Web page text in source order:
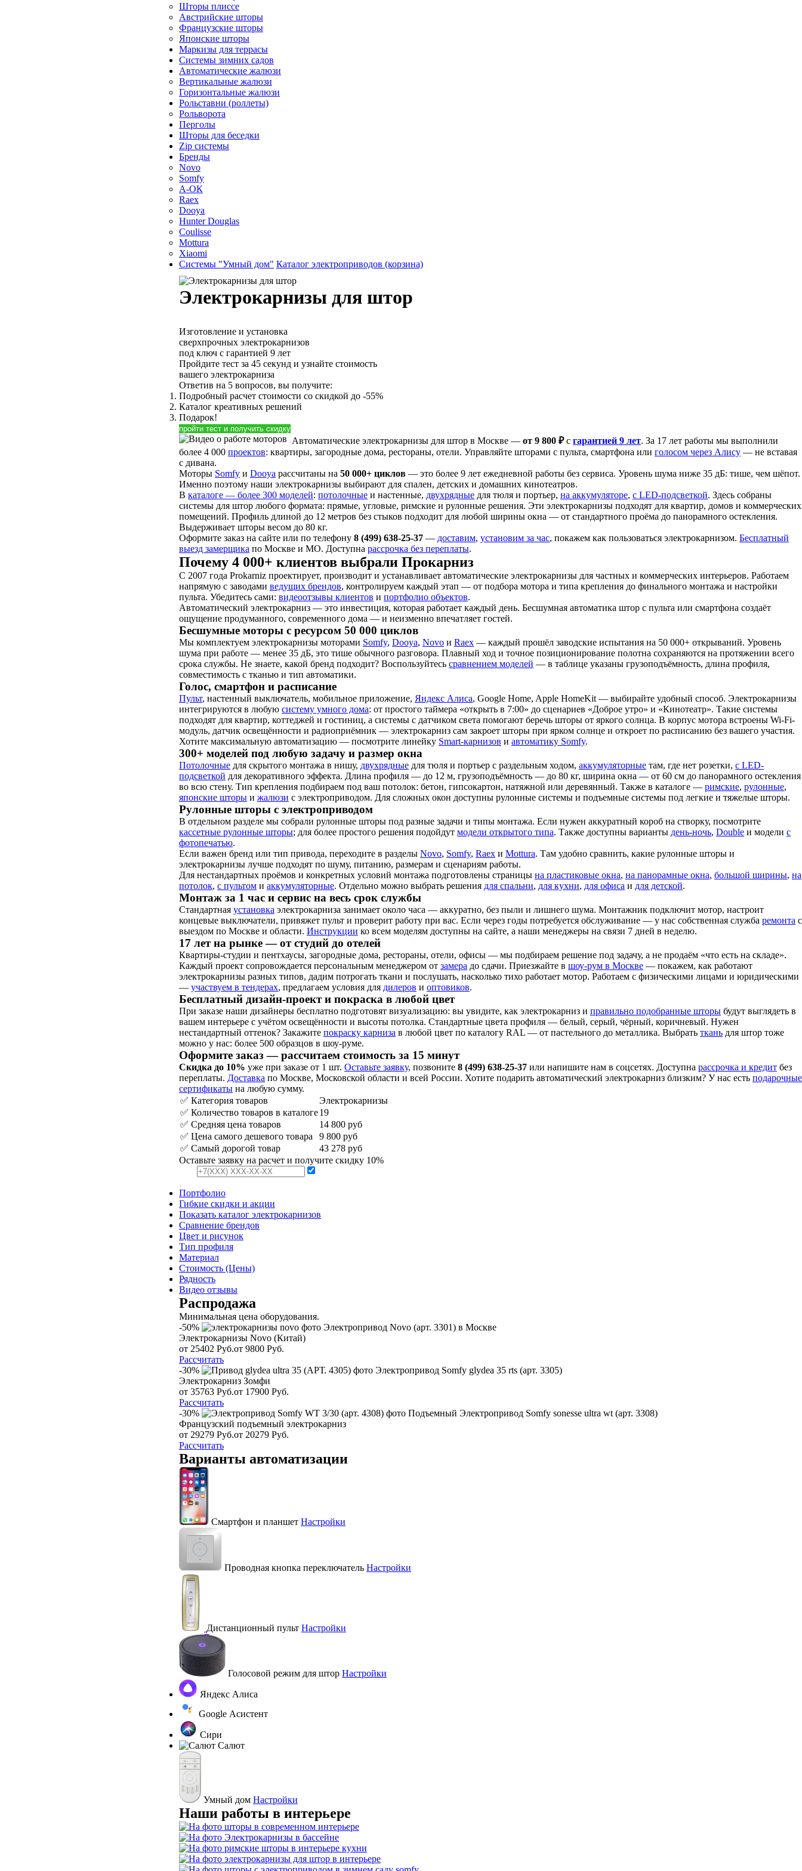
Шторы плиссе
Австрийские шторы
Французские шторы
Японские шторы
Маркизы для террасы
Системы зимних садов
Автоматические жалюзи
Вертикальные жалюзи
Горизонтальные жалюзи
Рольставни (роллеты)
Рольворота
Перголы
Шторы для беседки
Zip системы
Бренды
Novo
Somfy
А-ОК
Raex
Dooya
Hunter Douglas
Coulisse
Mottura
Xiaomi
Системы "Умный дом" Каталог электроприводов (корзина)
Электрокарнизы для штор
Изготовление и установка
сверхпрочных электрокарнизов
под ключ с гарантией 9 лет
Пройдите тест за 45 секунд и узнайте стоимость
вашего электрокарниза
Ответив на 5 вопросов, вы получите:
Подробный расчет стоимости со скидкой до -55%
Каталог креативных решений
Подарок!
пройти тест и получить скидку
Автоматические электрокарнизы для штор в Москве — от 9 800 ₽с гарантией 9 лет. За 17 лет работы мы выполнили
более 4 000 проектов: квартиры, загородные дома, рестораны, отели. Управляйте шторами с пульта, смартфона или голосом через Алису — не вставая
с дивана.
Моторы Somfy и Dooya рассчитаны на 50 000+ циклов — это более 9 лет ежедневной работы без сервиса. Уровень шума ниже 35 дБ: тише, чем шёпот.
Именно поэтому наши электрокарнизы выбирают для спален, детских и домашних кинотеатров.
В каталоге — более 300 моделей: потолочные и настенные, двухрядные для тюля и портьер, на аккумуляторе, с LED-подсветкой. Здесь собраны
системы для штор любого формата: прямые, угловые, римские и рулонные решения. Эти электрокарнизы подходят для квартир, домов и коммерческих
помещений. Профиль длиной до 12 метров без стыков подходит для любой ширины окна — от стандартного проёма до панорамного остекления.
Выдерживает шторы весом до 80 кг.
Оформите заказ на сайте или по телефону 8 (499) 638-25-37 — доставим, установим за час, покажем как пользоваться электрокарнизом. Бесплатный
выезд замерщика по Москве и МО. Доступна рассрочка без переплаты.
Почему 4 000+ клиентов выбрали Прокарниз
С 2007 года Prokarniz проектирует, производит и устанавливает автоматические электрокарнизы для частных и коммерческих интерьеров. Работаем
напрямую с заводами ведущих брендов, контролируем каждый этап — от подбора мотора и типа крепления до финального монтажа и настройки
пульта. Убедитесь сами: видеоотзывы клиентов и портфолио объектов.
Автоматический электрокарниз — это инвестиция, которая работает каждый день. Бесшумная автоматика штор с пульта или смартфона создаёт
ощущение продуманного, современного дома — и неизменно впечатляет гостей.
Бесшумные моторы с ресурсом 50 000 циклов
Мы комплектуем электрокарнизы моторами Somfy, Dooya, Novo и Raex — каждый прошёл заводские испытания на 50 000+ открываний. Уровень
шума при работе — менее 35 дБ, это тише обычного разговора. Плавный ход и точное позиционирование полотна сохраняются на протяжении всего
срока службы. Не знаете, какой бренд подходит? Воспользуйтесь сравнением моделей — в таблице указаны грузоподъёмность, длина профиля,
совместимость с тканью и тип автоматики.
Голос, смартфон и расписание
Пульт, настенный выключатель, мобильное приложение, Яндекс Алиса, Google Home, Apple HomeKit — выбирайте удобный способ. Электрокарнизы
интегрируются в любую систему умного дома: от простого таймера «открыть в 7:00» до сценариев «Доброе утро» и «Кинотеатр». Такие системы
подходят для квартир, коттеджей и гостиниц, а системы с датчиком света помогают беречь шторы от яркого солнца. В корпус мотора встроены Wi-Fi-
модуль, датчик освещённости и радиоприёмник — электрокарниз сам закроет шторы при ярком солнце и откроет по расписанию без вашего участия.
Хотите максимальную автоматизацию — посмотрите линейку Smart-карнизов и автоматику Somfy.
300+ моделей под любую задачу и размер окна
Потолочные для скрытого монтажа в нишу, двухрядные для тюля и портьер с раздельным ходом, аккумуляторные там, где нет розетки, с LED-
подсветкой для декоративного эффекта. Длина профиля — до 12 м, грузоподъёмность — до 80 кг, ширина окна — от 60 см до панорамного остекления
во всю стену. Тип крепления подбираем под ваш потолок: бетон, гипсокартон, натяжной или деревянный. Также в каталоге — римские, рулонные,
японские шторы и жалюзи с электроприводом. Для сложных окон доступны рулонные системы и подъемные системы под легкие и тяжелые шторы.
Рулонные шторы с электроприводом
В отдельном разделе мы собрали рулонные шторы под разные задачи и типы монтажа. Если нужен аккуратный короб на створку, посмотрите
кассетные рулонные шторы; для более простого решения подойдут модели открытого типа. Также доступны варианты день-ночь, Double и модели с
фотопечатью.
Если важен бренд или тип привода, переходите в разделы Novo, Somfy, Raex и Mottura. Там удобно сравнить, какие рулонные шторы и
электрокарнизы лучше подходят по шуму, питанию, размерам и сценариям работы.
Для нестандартных проёмов и конкретных условий монтажа подготовлены страницы на пластиковые окна, на панорамные окна, большой ширины, на
потолок, с пультом и аккумуляторные. Отдельно можно выбрать решения для спальни, для кухни, для офиса и для детской.
Монтаж за 1 час и сервис на весь срок службы
Стандартная установка электрокарниза занимает около часа — аккуратно, без пыли и лишнего шума. Монтажник подключит мотор, настроит
концевые выключатели, привяжет пульт и проверит работу при вас. Если через годы потребуется обслуживание — у нас собственная служба ремонта с
выездом по Москве и области. Инструкции ко всем моделям доступны на сайте, а наши менеджеры на связи 7 дней в неделю.
17 лет на рынке — от студий до отелей
Квартиры-студии и пентхаусы, загородные дома, рестораны, отели, офисы — мы подбираем решение под задачу, а не продаём «что есть на складе».
Каждый проект сопровождается персональным менеджером от замера до сдачи. Приезжайте в шоу-рум в Москве — покажем, как работают
электрокарнизы разных типов, дадим потрогать ткани и послушать, насколько тихо работает мотор. Работаем с физическими лицами и юридическими
— участвуем в тендерах, предлагаем условия для дилеров и оптовиков.
Бесплатный дизайн-проект и покраска в любой цвет
При заказе наши дизайнеры бесплатно подготовят визуализацию: вы увидите, как электрокарниз и правильно подобранные шторы будут выглядеть в
вашем интерьере с учётом освещённости и высоты потолка. Стандартные цвета профиля — белый, серый, чёрный, коричневый. Нужен
нестандартный оттенок? Закажите покраску карниза в любой цвет по каталогу RAL — от пастельного до металлика. Выбрать ткань для штор тоже
можно у нас: более 500 образцов в шоу-руме.
Оформите заказ — рассчитаем стоимость за 15 минут
Скидка до 10% уже при заказе от 1 шт. Оставьте заявку, позвоните 8 (499) 638-25-37 или напишите нам в соцсетях. Доступна рассрочка и кредит без
переплаты. Доставка по Москве, Московской области и всей России. Хотите подарить автоматический электрокарниз близким? У нас есть подарочные
сертификаты на любую сумму.
✅ Категория товаров
Электрокарнизы
✅ Количество товаров в каталоге19
✅ Средняя цена товаров
14 800 руб
✅ Цена самого дешевого товара
9 800 руб
✅ Самый дорогой товар
43 278 руб
Оставьте заявку на расчет и получите скидку 10%
Портфолио
Гибкие скидки и акции
Показать каталог электрокарнизов
Сравнение брендов
Цвет и рисунок
Тип профиля
Материал
Стоимость (Цены)
Рядность
Видео отзывы
Распродажа
Минимальная цена оборудования.
-50%
Электрокарнизы Novo (Китай)
от 25402 Руб.от 9800 Руб.
Рассчитать
-30%
Электрокарниз Зомфи
от 35763 Руб.от 17900 Руб.
Рассчитать
-30%
Французский подъемный электрокарниз
от 29279 Руб.от 20279 Руб.
Рассчитать
Варианты автоматизации
Смартфон и планшет Настройки
Проводная кнопка переключатель Настройки
Дистанционный пульт Настройки
Голосовой режим для штор Настройки
Яндекс Алиса
Google Асистент
Сири
Салют
Умный дом Настройки
Наши работы в интерьере